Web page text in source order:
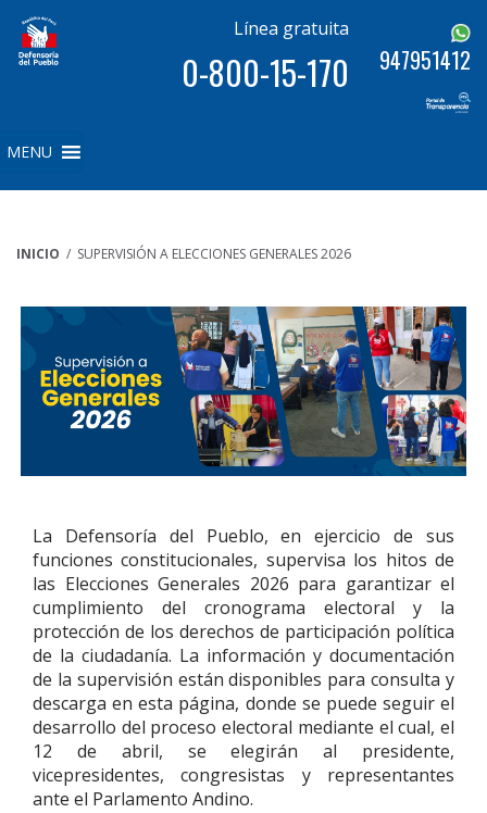
Línea gratuita
0-800-15-170 947951412
MENU
INICIO / SUPERVISIÓN A ELECCIONES GENERALES 2026
La Defensoría del Pueblo, en ejercicio de sus
funciones constitucionales, supervisa los hitos de
las Elecciones Generales 2026 para garantizar el
cumplimiento del cronograma electoral y la
protección de los derechos de participación política
de la ciudadanía. La información y documentación
de la supervisión están disponibles para consulta y
descarga en esta página, donde se puede seguir el
desarrollo del proceso electoral mediante el cual, el
12 de abril, se elegirán al presidente,
vicepresidentes, congresistas y representantes
ante el Parlamento Andino.